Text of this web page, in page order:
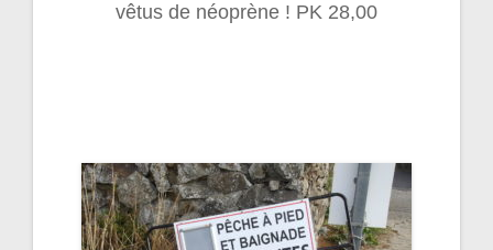
vêtus de néoprène ! PK 28,00